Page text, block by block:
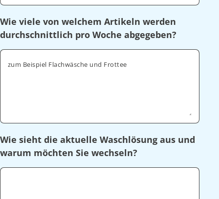
Wie viele von welchem Artikeln werden
durchschnittlich pro Woche abgegeben?
zum Beispiel Flachwäsche und Frottee
Wie sieht die aktuelle Waschlösung aus und
warum möchten Sie wechseln?